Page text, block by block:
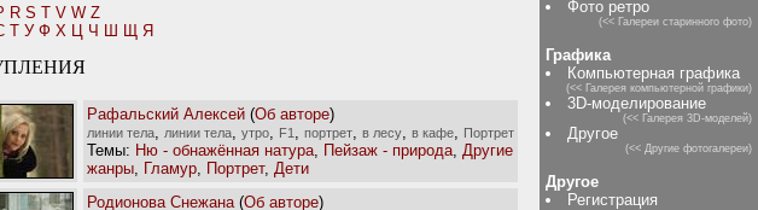
R S T V W Z
Т У Ф Х Ц Ч Ш Щ Я
Рафальский Алексей (Об авторе)
линии тела линии тела утро F1 портрет в лесу в кафе Портрет
Темы: Ню - обнажённая натура Пейзаж - природа Другие
жанры
Гламур Портрет, Дети
Родионова Снежана (Об авторе)
Фото ретро
(<< Галереи старинного фото)
Графика
Компьютерная графика
(<< Галерея компьютерной графики)
3D-моделирование
(<< Галерея 3D-моделей)
Другое
(<< Другие фотогалереи)
Другое
Регистрация